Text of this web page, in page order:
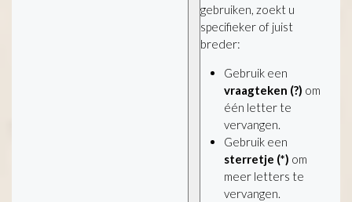
gebruiken, zoekt u
specifieker of juist
breder:
Gebruik een
vraagteken (?) om
één letter te
vervangen.
Gebruik een
sterretje (*) om
meer letters te
vervangen.